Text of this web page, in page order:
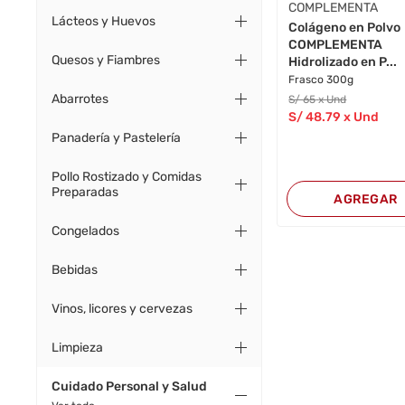
Lácteos y Huevos
Quesos y Fiambres
Abarrotes
Panadería y Pastelería
Pollo Rostizado y Comidas
Preparadas
Congelados
Bebidas
Vinos, licores y cervezas
Limpieza
Cuidado Personal y Salud
COMPLEMENTA
Colágeno en Polvo
COMPLEMENTA
Hidrolizado en P...
Frasco 300g
S/65 x Und
S/48.79 x Und
AGREGAR